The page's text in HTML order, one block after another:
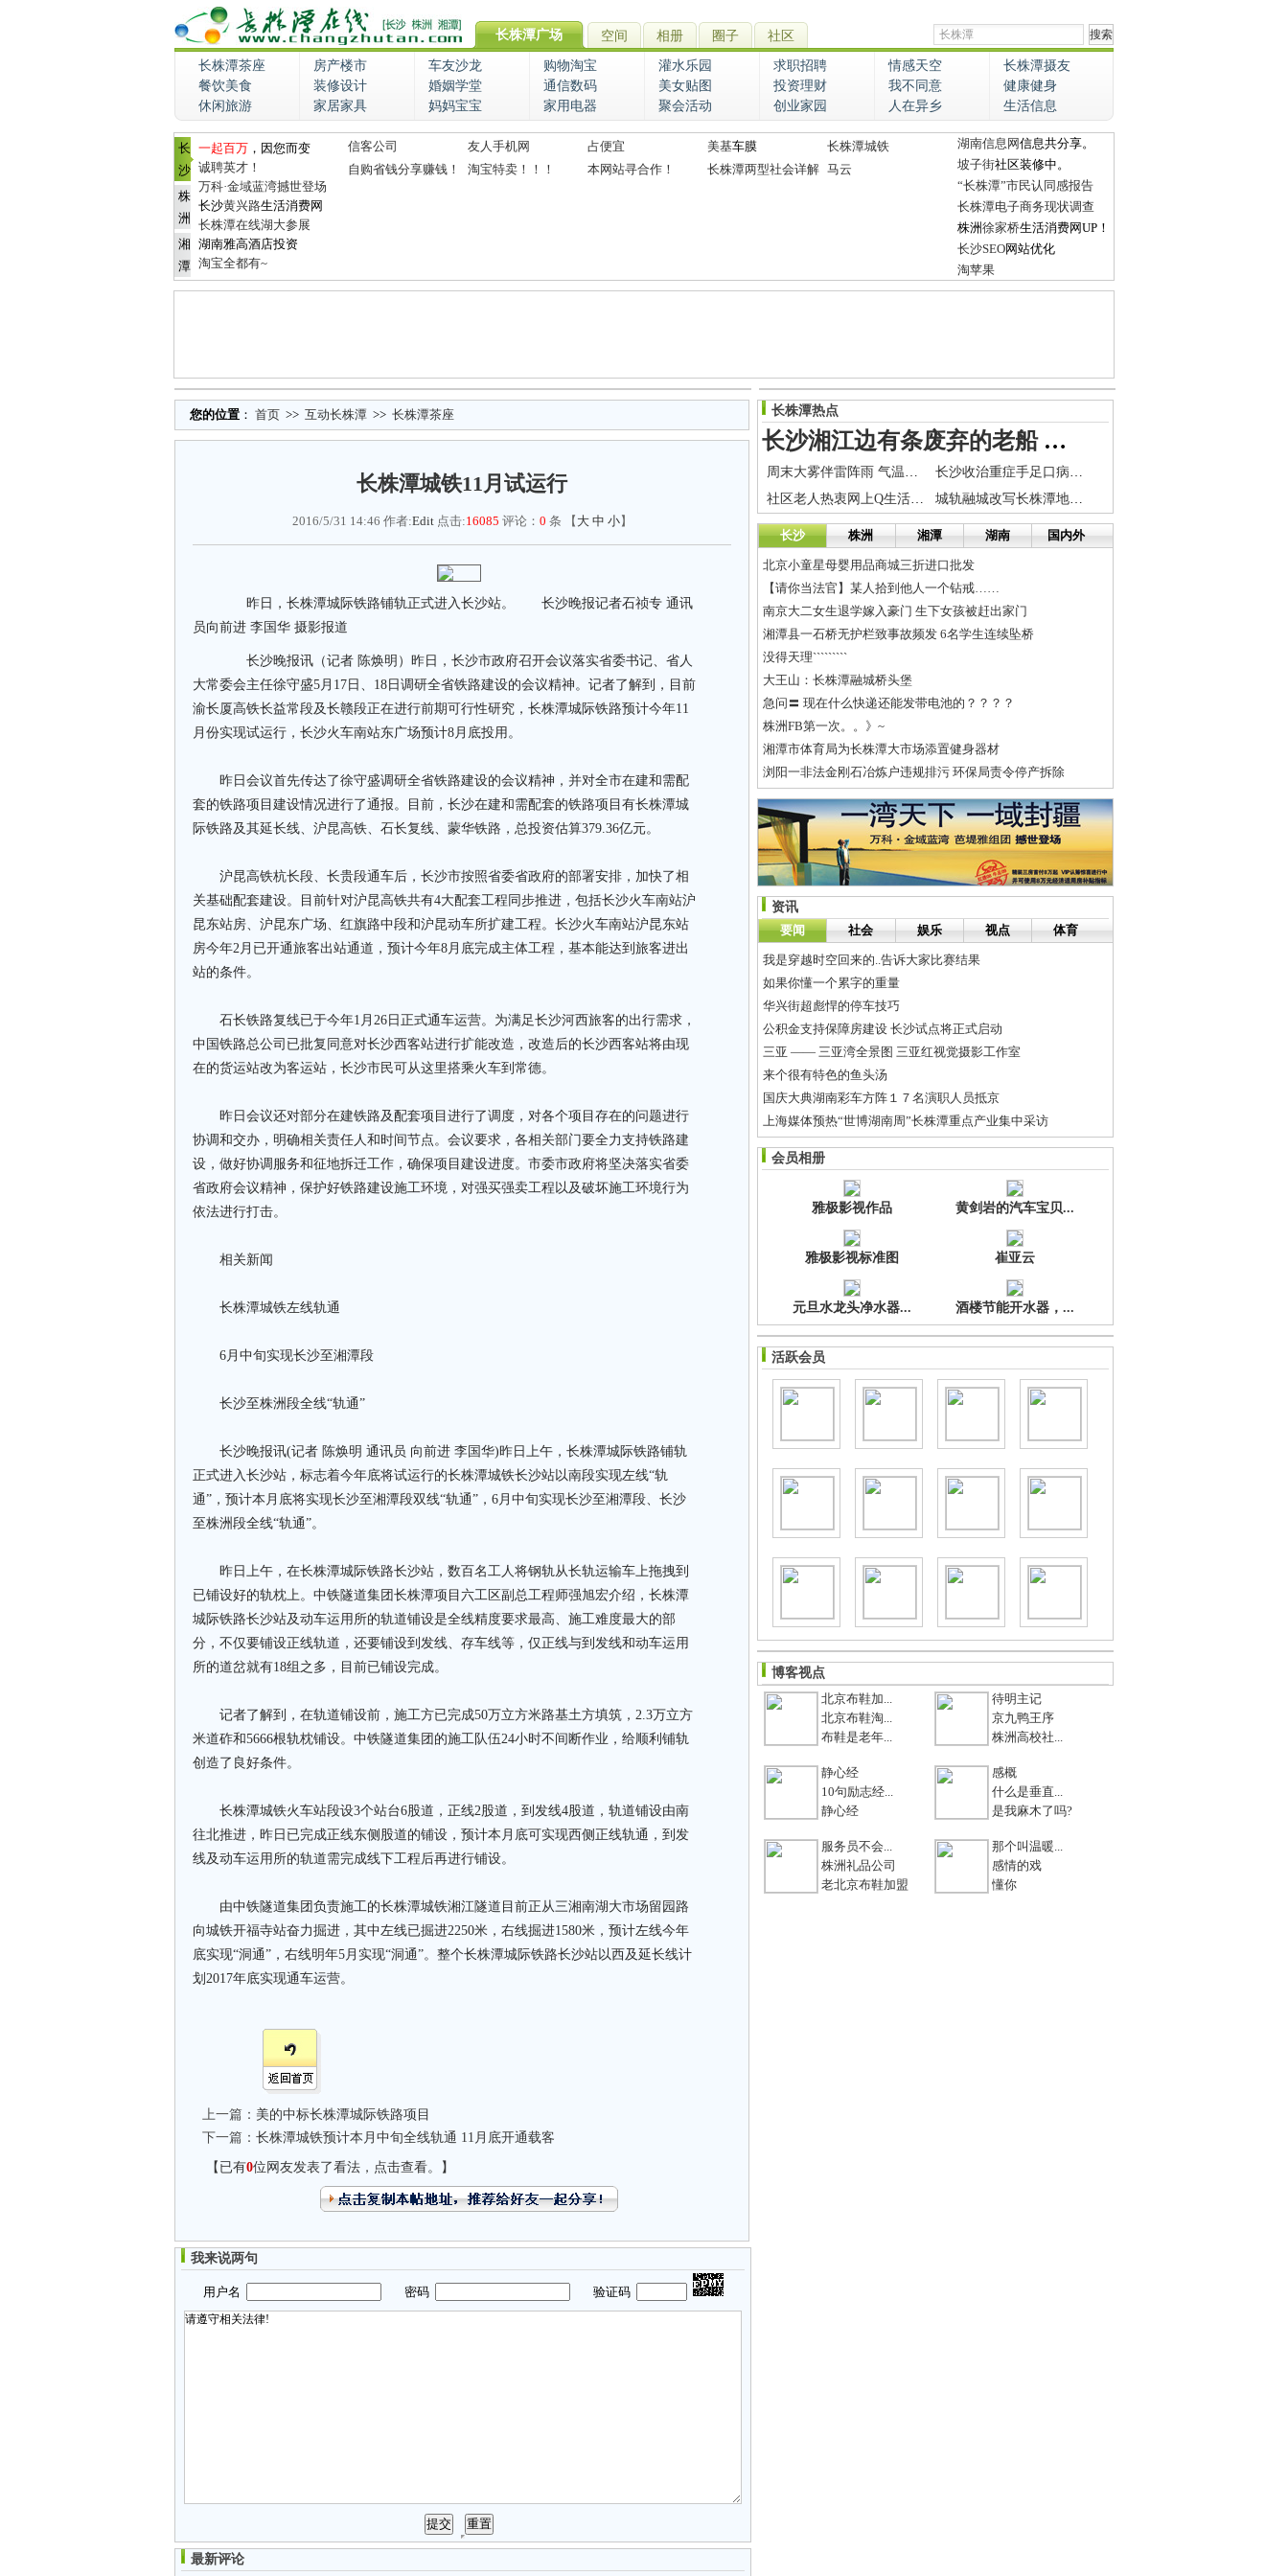
长株潭广场 空间 相册 圈子 社区
长株潭茶座 房产楼市 车友沙龙 购物淘宝 灌水乐园 求职招聘 情感天空
长株潭摄友
餐饮美食
装修设计 婚姻学堂 通信数码 美女贴图 投资理财 我不同意
健康健身
休闲旅游
家居家具 妈妈宝宝 家用电器 聚会活动 创业家园 人在异乡 生活信息
长
沙
株
洲
湘
潭
一起百万 ，因您而变
诚聘英才！
万科·金域蓝湾撼世登场
长沙黄兴路生活消费网
长株潭在线湖大参展
湖南雅高酒店投资
淘宝全都有~
信客公司 友人手机网 占便宜 美基车膜
长株潭城铁
自购省钱分享赚钱！
淘宝特卖！！！ 本网站寻合作！ 长株潭两型社会详解 马云
湖南信息网信息共分享。
坡子街社区装修中。
“长株潭”市民认同感报告
长株潭电子商务现状调查
株洲徐家桥生活消费网UP！
长沙SEO网站优化
淘苹果
您的位置 ： 首页 >> 互动长株潭 >> 长株潭茶座
长株潭城铁11月试运行
2016/5/31 14:46 作者:Edit点击:16085 评论： 0 条 【 大 中 小】
昨日，长株潭城际铁路铺轨正式进入长沙站。 长沙晚报记者石祯专 通讯
员向前进 李国华 摄影报道
长沙晚报讯（记者 陈焕明）昨日，长沙市政府召开会议落实省委书记、省人
大常委会主任徐守盛5月17日、18日调研全省铁路建设的会议精神。记者了解到，目前
渝长厦高铁长益常段及长赣段正在进行前期可行性研究，长株潭城际铁路预计今年11
月份实现试运行，长沙火车南站东广场预计8月底投用。
昨日会议首先传达了徐守盛调研全省铁路建设的会议精神，并对全市在建和需配
套的铁路项目建设情况进行了通报。目前，长沙在建和需配套的铁路项目有长株潭城
际铁路及其延长线、沪昆高铁、石长复线、蒙华铁路，总投资估算379.36亿元。
沪昆高铁杭长段、长贵段通车后，长沙市按照省委省政府的部署安排，加快了相
关基础配套建设。目前针对沪昆高铁共有4大配套工程同步推进，包括长沙火车南站沪
昆东站房、沪昆东广场、红旗路中段和沪昆动车所扩建工程。长沙火车南站沪昆东站
房今年2月已开通旅客出站通道，预计今年8月底完成主体工程，基本能达到旅客进出
站的条件。
石长铁路复线已于今年1月26日正式通车运营。为满足长沙河西旅客的出行需求，
中国铁路总公司已批复同意对长沙西客站进行扩能改造，改造后的长沙西客站将由现
在的货运站改为客运站，长沙市民可从这里搭乘火车到常德。
昨日会议还对部分在建铁路及配套项目进行了调度，对各个项目存在的问题进行
协调和交办，明确相关责任人和时间节点。会议要求，各相关部门要全力支持铁路建
设，做好协调服务和征地拆迁工作，确保项目建设进度。市委市政府将坚决落实省委
省政府会议精神，保护好铁路建设施工环境，对强买强卖工程以及破坏施工环境行为
依法进行打击。
相关新闻
长株潭城铁左线轨通
6月中旬实现长沙至湘潭段
长沙至株洲段全线“轨通”
长沙晚报讯(记者 陈焕明 通讯员 向前进 李国华)昨日上午，长株潭城际铁路铺轨
正式进入长沙站，标志着今年底将试运行的长株潭城铁长沙站以南段实现左线“轨
通”，预计本月底将实现长沙至湘潭段双线“轨通”，6月中旬实现长沙至湘潭段、长沙
至株洲段全线“轨通”。
昨日上午，在长株潭城际铁路长沙站，数百名工人将钢轨从长轨运输车上拖拽到
已铺设好的轨枕上。中铁隧道集团长株潭项目六工区副总工程师强旭宏介绍，长株潭
城际铁路长沙站及动车运用所的轨道铺设是全线精度要求最高、施工难度最大的部
分，不仅要铺设正线轨道，还要铺设到发线、存车线等，仅正线与到发线和动车运用
所的道岔就有18组之多，目前已铺设完成。
记者了解到，在轨道铺设前，施工方已完成50万立方米路基土方填筑，2.3万立方
米道砟和5666根轨枕铺设。中铁隧道集团的施工队伍24小时不间断作业，给顺利铺轨
创造了良好条件。
长株潭城铁火车站段设3个站台6股道，正线2股道，到发线4股道，轨道铺设由南
往北推进，昨日已完成正线东侧股道的铺设，预计本月底可实现西侧正线轨通，到发
线及动车运用所的轨道需完成线下工程后再进行铺设。
由中铁隧道集团负责施工的长株潭城铁湘江隧道目前正从三湘南湖大市场留园路
向城铁开福寺站奋力掘进，其中左线已掘进2250米，右线掘进1580米，预计左线今年
底实现“洞通”，右线明年5月实现“洞通”。整个长株潭城际铁路长沙站以西及延长线计
划2017年底实现通车运营。
上一篇： 美的中标长株潭城际铁路项目
下一篇： 长株潭城铁预计本月中旬全线轨通 11月底开通载客
【已有0位网友发表了看法，点击查看。】
我来说两句
用户名 密码 验证码
最新评论
长株潭热点
长沙湘江边有条废弃的老船 市民觉得废弃蛮可惜
周末大雾伴雷阵雨 气温继续回升 下月降雨集中
长沙收治重症手足口病患儿5例 嘴长红点掌心有红泡
社区老人热衷网上Q生活 一堂电脑课吸引200多老人
城轨融城改写长株潭地产版图
长沙 株洲 湘潭 湖南 国内外
北京小童星母婴用品商城三折进口批发
【请你当法官】某人拾到他人一个钻戒……
南京大二女生退学嫁入豪门 生下女孩被赶出家门
湘潭县一石桥无护栏致事故频发 6名学生连续坠桥
没得天理`````````
大王山：长株潭融城桥头堡
急问〓 现在什么快递还能发带电池的？？？？
株洲FB第一次。。》~
湘潭市体育局为长株潭大市场添置健身器材
浏阳一非法金刚石冶炼户违规排污 环保局责令停产拆除
资讯
要闻
社会 娱乐 视点 体育
我是穿越时空回来的..告诉大家比赛结果
如果你懂一个累字的重量
华兴街超彪悍的停车技巧
公积金支持保障房建设 长沙试点将正式启动
三亚 —— 三亚湾全景图 三亚红视觉摄影工作室
来个很有特色的鱼头汤
国庆大典湖南彩车方阵１７名演职人员抵京
上海媒体预热“世博湖南周”长株潭重点产业集中采访
整治长株潭挂“军品军需”揽客
美丽的权利
会员相册
雅极影视作品 黄剑岩的汽车宝贝...
雅极影视标准图 崔亚云
元旦水龙头净水器... 酒楼节能开水器，...
活跃会员
博客视点
北京布鞋加...
北京布鞋淘...
布鞋是老年...
待明主记
京九鸭王序
株洲高校社...
静心经
10句励志经...
静心经
感概
什么是垂直...
是我麻木了吗?
服务员不会...
株洲礼品公司
老北京布鞋加盟
那个叫温暖...
感情的戏
懂你